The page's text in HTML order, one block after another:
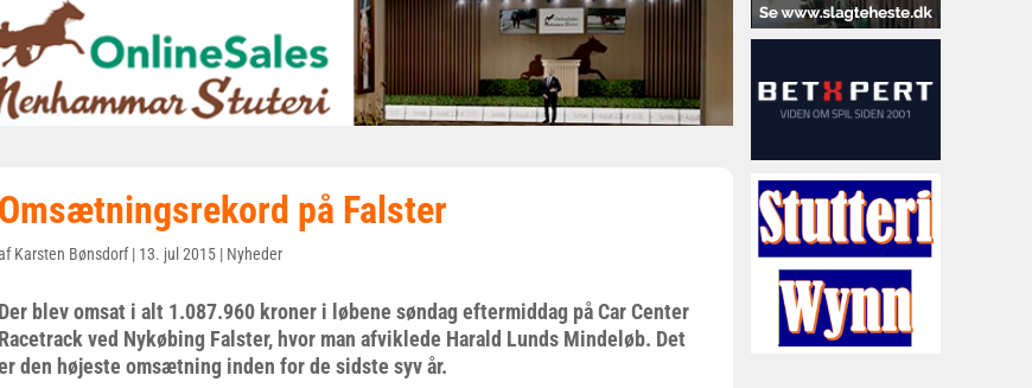
Omsætningsrekord på Falster
Karsten Bønsdorf| 13. jul 2015 | Nyheder
Der blev omsat i alt 1.087.960 kroner i løbene søndag eftermiddag på Car Center
Racetrack ved Nykøbing Falster, hvor man afviklede Harald Lunds Mindeløb. Det
den højeste omsætning inden for de sidste syv år.